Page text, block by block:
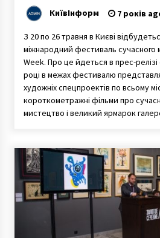
фур
6 років ago
Стало відомо, хто
Боярці
5 років ago
КиївІнформ 7 років
З 20 по 26 травня в Києві
міжнародний фестиваль сучасного
Week. Про це йдеться в прес-релізі
році в межах фестивалю
художніх спецпроектів по всьому
короткометражні фільми про
мистецтво і великий ярмарок